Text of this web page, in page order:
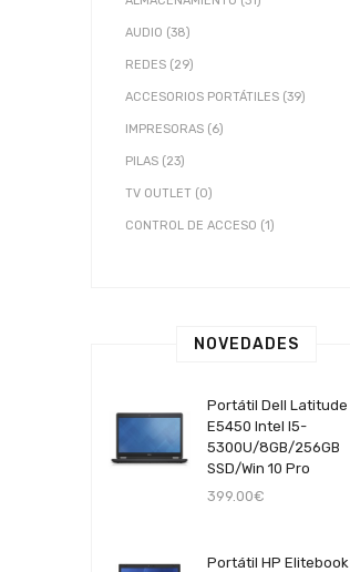
AUDIO (38)
REDES (29)
ACCESORIOS PORTÁTILES (39)
IMPRESORAS (6)
PILAS (23)
TV OUTLET (0)
CONTROL DE ACCESO (1)
NOVEDADES
Portátil Dell Latitude
E5450 Intel I5-
5300U/8GB/256GB
SSD/Win 10 Pro
399.00€
Portátil HP Elitebook